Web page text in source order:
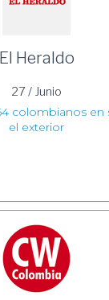
El Heraldo
27 / Junio
colombianos en
el exterior